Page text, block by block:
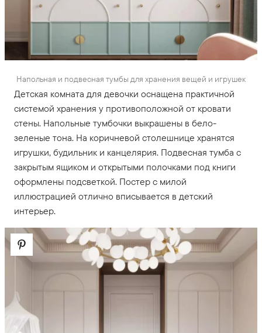
Напольная и подвесная тумбы для хранения вещей и игрушек
Детская комната для девочки оснащена практичной
системой хранения у противоположной от кровати
стены. Напольные тумбочки выкрашены в бело-
зеленые тона. На коричневой столешнице хранятся
игрушки, будильник и канцелярия. Подвесная тумба с
закрытым ящиком и открытыми полочками под книги
оформлены подсветкой. Постер с милой
иллюстрацией отлично вписывается в детский
интерьер.